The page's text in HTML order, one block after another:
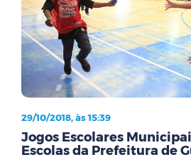
29/10/2018, às 15:39
Jogos Escolares
Escolas da Prefeitura de